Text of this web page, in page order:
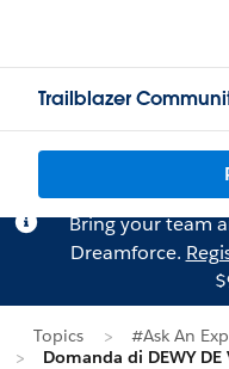
Trailblazer
Bring your team
Dreamforce.
Topics
#Ask An
Domanda di DEWY DE